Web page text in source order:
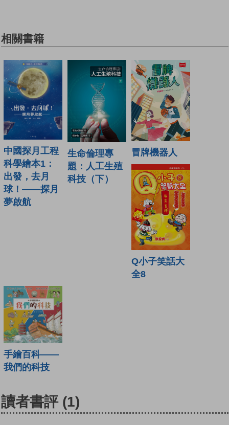
相關書籍
中國探月工程
科學繪本1：
出發，去月
球！——探月
夢啟航
生命倫理專
題：人工生殖
科技（下）
冒牌機器人
Q小子笑話大
全8
手繪百科——
我們的科技
讀者書評 (1)